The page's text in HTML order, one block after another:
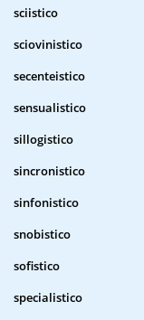
sciistico
sciovinistico
secenteistico
sensualistico
sillogistico
sincronistico
sinfonistico
snobistico
sofistico
specialistico